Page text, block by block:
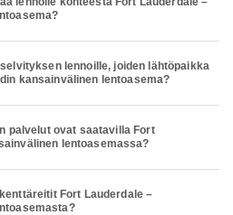
lennoille, joiden lähtöpaikka
kansainvälinen lentoasema?
palvelut ovat saatavilla Fort
lentoasemassa?
Fort Lauderdale –